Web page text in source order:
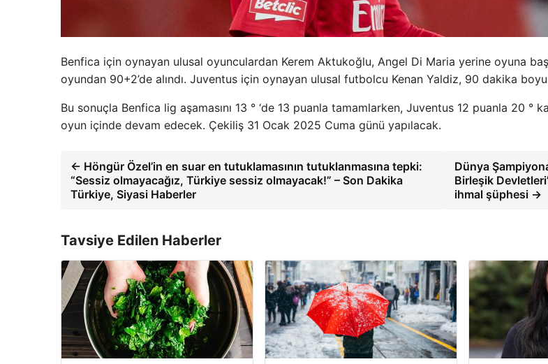
Benfica için oynayan ulusal oyunculardan Kerem Aktukoğlu, Angel Di Maria yerine oyuna
oyundan 90+2’de alındı. Juventus için oynayan ulusal futbolcu Kenan Yaldiz, 90 dakika
Bu sonuçla Benfica lig aşamasını 13 ° ‘de 13 puanla tamamlarken, Juventus 12 puanla 20 °
oyun içinde devam edecek. Çekiliş 31 Ocak 2025 Cuma günü yapılacak.
← Höngür Özel’in en suar en tutuklamasının tutuklanmasına tepki:
“Sessiz olmayacağız, Türkiye sessiz olmayacak!” – Son Dakika
Türkiye, Siyasi Haberler
Dünya
Birleşik
ihmal şüphesi →
Tavsiye Edilen Haberler